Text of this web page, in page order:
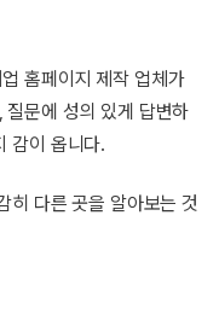
홈페이지 제작 업체가
문에 성의 있게 답변하
감이 옵니다.
히 다른 곳을 알아보는 것